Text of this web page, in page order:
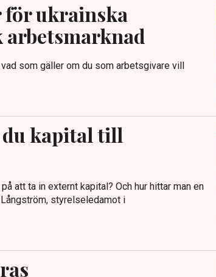
för ukrainska
som gäller om du som arbetsgivare vill
du kapital till
att ta in externt kapital? Och hur hittar man en
styrelseledamot i